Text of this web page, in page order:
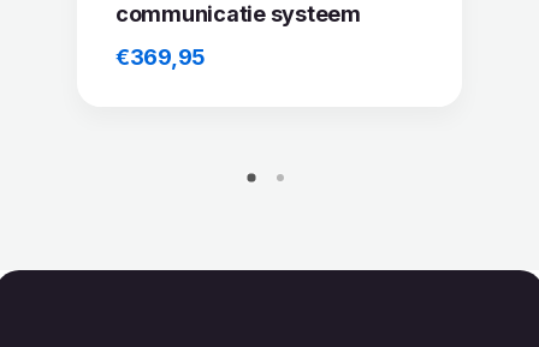
communicatie systeem
€369,95